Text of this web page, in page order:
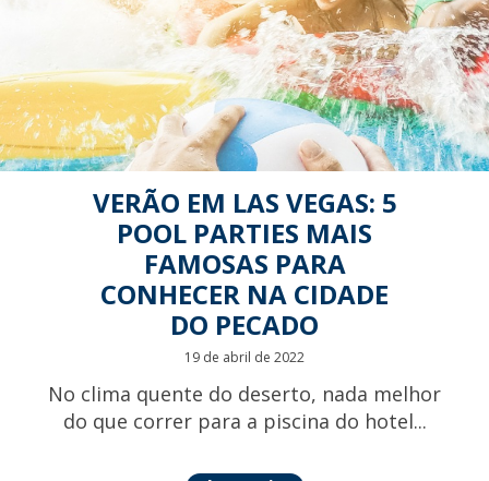
VERÃO EM LAS VEGAS: 5
POOL PARTIES MAIS
FAMOSAS PARA
CONHECER NA CIDADE
DO PECADO
19 de abril de 2022
No clima quente do deserto, nada melhor
do que correr para a piscina do hotel...